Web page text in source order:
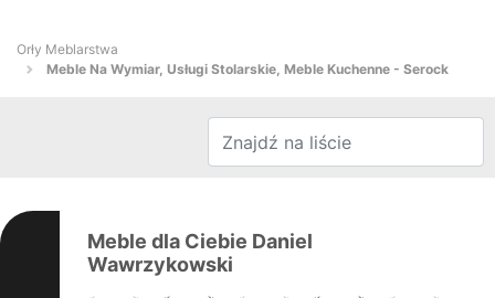
Orły Meblarstwa
Meble Na Wymiar, Usługi Stolarskie, Meble Kuchenne - Serock
Meble dla Ciebie Daniel
Wawrzykowski